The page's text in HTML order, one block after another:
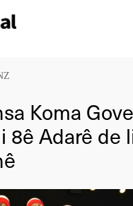
Koma
8ê Adarê de